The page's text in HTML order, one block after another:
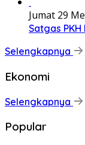
Jumat 29
Satgas
Selengkapnya
Ekonomi
Selengkapnya
Popular